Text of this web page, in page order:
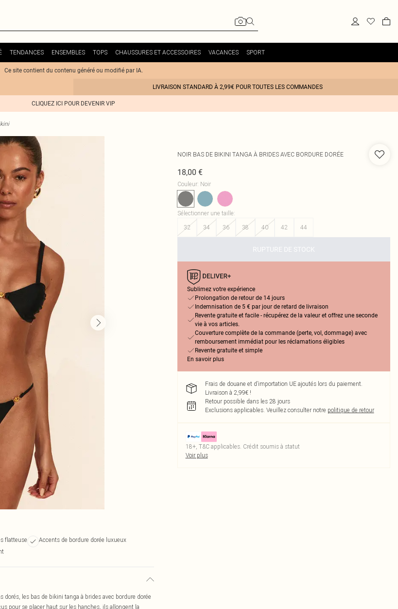
TENDANCES ENSEMBLES TOPS CHAUSSURES ET ACCESSOIRES VACANCES SPORT
Ce site contient du contenu généré ou modifié par IA.
LIVRAISON STANDARD À 2,99€ POUR TOUTES LES COMMANDES
CLIQUEZ ICI POUR DEVENIR VIP
flatteuse
Accents de bordure dorée luxueux
les bas de bikini tanga à brides avec bordure dorée
pour se placer haut sur les hanches, ils allongent la
NOIR BAS DE BIKINI TANGA À BRIDES AVEC BORDURE DORÉE
18,00 €
Couleur: Noir
Sélectionner une taille:
32
34 36 38 40 42 44
RUPTURE DE STOCK
Sublimez votre expérience
Prolongation de retour de 14 jours
Indemnisation de 5 € par jour de retard de livraison
Revente gratuite et facile - récupérez de la valeur et offrez une seconde
vie à vos articles.
Couverture complète de la commande (perte, vol, dommage) avec
remboursement immédiat pour les réclamations éligibles
Revente gratuite et simple
En savoir plus
Frais de douane et d’importation UE ajoutés lors du paiement.
Livraison à 2,99€ !
Retour possible dans les 28 jours
Exclusions applicables. Veuillez consulter notre politique de retour
18+, T&C applicables. Crédit soumis à statut
Voir plus